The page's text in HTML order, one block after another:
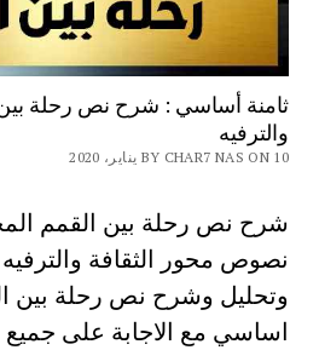
ثامنة أساسي : شرح نص رحلة بين
والترفيه
BY CHAR7 NAS ON 10 يناير، 2020
شرح نص رحلة بين القمم
وتحليل وشرح نص رحلة بين
اساسي مع الاجابة على جميع